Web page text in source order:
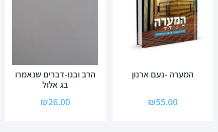
המערה -נעם ארנון
₪55.00
הרב ובנו-דברים שנאמרו
בג אלול
₪26.00